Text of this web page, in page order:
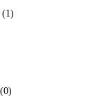
1товар
0товаров